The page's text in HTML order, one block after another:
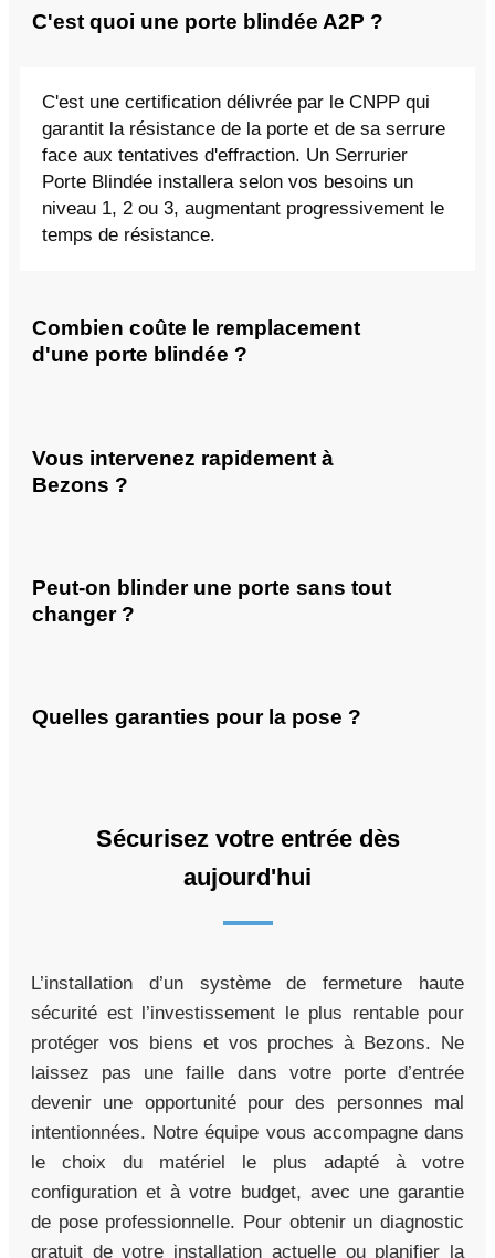
C'est quoi une porte blindée A2P ?
C'est une certification délivrée par le CNPP qui
garantit la résistance de la porte et de sa serrure
face aux tentatives d'effraction. Un Serrurier
Porte Blindée installera selon vos besoins un
niveau 1, 2 ou 3, augmentant progressivement le
temps de résistance.
Combien coûte le remplacement
d'une porte blindée ?
Vous intervenez rapidement à
Bezons ?
Peut-on blinder une porte sans tout
changer ?
Quelles garanties pour la pose ?
Sécurisez votre entrée dès
aujourd'hui
L’installation d’un système de fermeture haute
sécurité est l’investissement le plus rentable pour
protéger vos biens et vos proches à Bezons. Ne
laissez pas une faille dans votre porte d’entrée
devenir une opportunité pour des personnes mal
intentionnées. Notre équipe vous accompagne dans
le choix du matériel le plus adapté à votre
configuration et à votre budget, avec une garantie
de pose professionnelle. Pour obtenir un diagnostic
gratuit de votre installation actuelle ou planifier la